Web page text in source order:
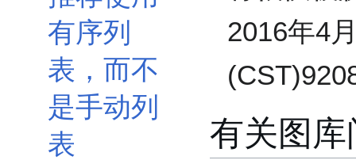
有序列
表，而不
是手动列
表
2016年4
有关图